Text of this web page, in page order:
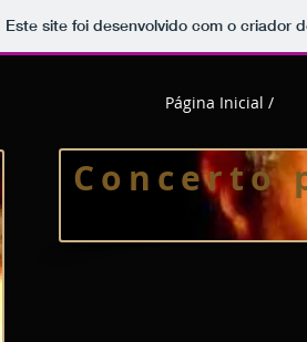
Este site foi desenvolvido com o criador
Página Inicial /
Concerto